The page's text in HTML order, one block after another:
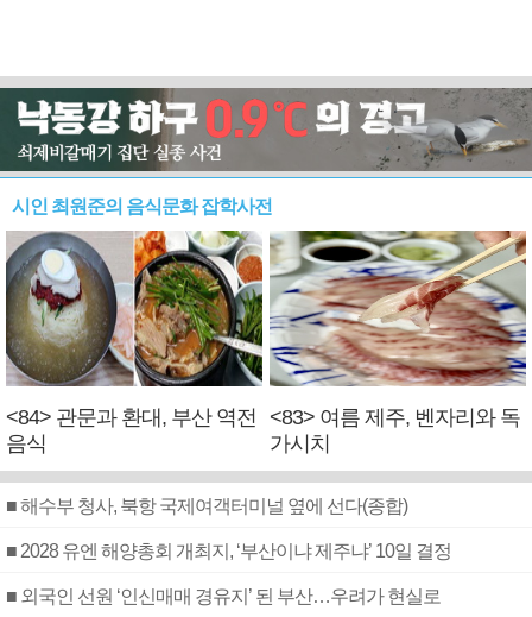
시인 최원준의 음식문화 잡학사전
<84> 관문과 환대, 부산 역전
음식
<83> 여름 제주, 벤자리와 독
가시치
■ 해수부 청사, 북항 국제여객터미널 옆에 선다(종합)
■ 2028 유엔 해양총회 개최지, ‘부산이냐 제주냐’ 10일 결정
■ 외국인 선원 ‘인신매매 경유지’ 된 부산…우려가 현실로